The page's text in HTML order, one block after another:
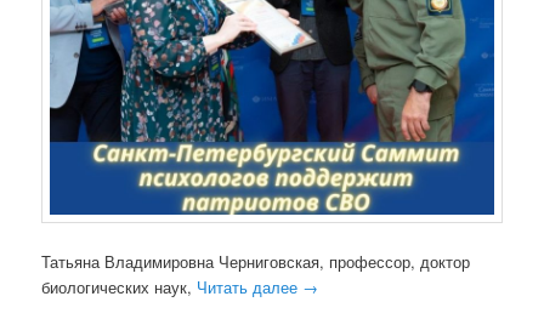
Татьяна Владимировна Черниговская, профессор, доктор
биологических наук, Читать далее →